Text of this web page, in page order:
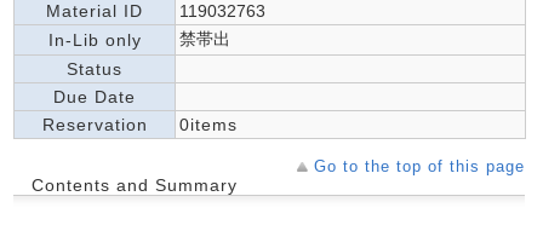
Material ID
119032763
In-Lib only
禁帯出
Status
Due Date
Reservation
0items
Go to the top of this page
Contents and Summary